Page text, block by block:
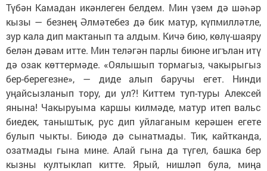
Түбән Камадан икәнлеген белдем. Мин үзем дә шәһәр
кызы — безнең Әлмәтебез дә бик матур, күпмилләтле,
зур кала дип мактанып та алдым. Кичә бию, көлү-шаяру
белән дәвам итте. Мин теләгән парлы биюне игълан итү
дә озак көттермәде. «Оялышып тормагыз, чакырыгыз
бер-берегезне», — диде алып баручы егет. Нинди
уңайсызланып тору, ди ул?! Киттем туп-туры Алексей
янына! Чакыруыма каршы килмәде, матур итеп вальс
биедек, таныштык, рус дип уйлаганым керәшен егете
булып чыкты. Биюдә дә сынатмады. Тик, кайтканда,
озатмады гына мине. Алай гына да түгел, башка бер
кызны култыклап китте. Ярый, нишләп була, миңа